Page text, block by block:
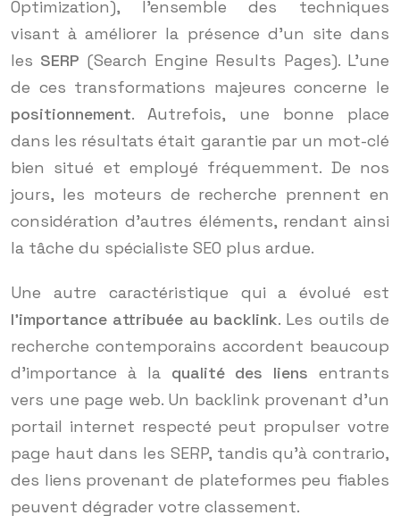
Optimization), l’ensemble des techniques
visant à améliorer la présence d’un site dans
les SERP (Search Engine Results Pages). L’une
de ces transformations majeures concerne le
positionnement. Autrefois, une bonne place
dans les résultats était garantie par un mot-clé
bien situé et employé fréquemment. De nos
jours, les moteurs de recherche prennent en
considération d’autres éléments, rendant ainsi
la tâche du spécialiste SEO plus ardue.
Une autre caractéristique qui a évolué est
l’importance attribuée au backlink. Les outils de
recherche contemporains accordent beaucoup
d’importance à la qualité des liens entrants
vers une page web. Un backlink provenant d’un
portail internet respecté peut propulser votre
page haut dans les SERP, tandis qu’à contrario,
des liens provenant de plateformes peu fiables
peuvent dégrader votre classement.